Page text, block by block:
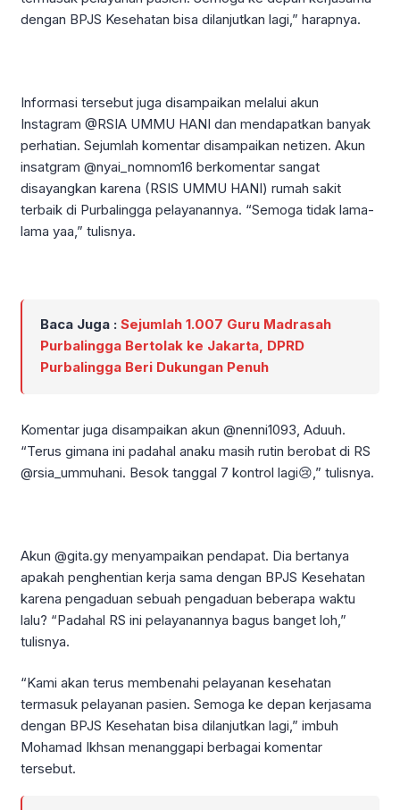
dengan BPJS Kesehatan bisa dilanjutkan lagi,” harapnya.
Informasi tersebut juga disampaikan melalui akun
Instagram @RSIA UMMU HANI dan mendapatkan banyak
perhatian. Sejumlah komentar disampaikan netizen. Akun
insatgram @nyai_nomnom16 berkomentar sangat
disayangkan karena (RSIS UMMU HANI) rumah sakit
terbaik di Purbalingga pelayanannya. “Semoga tidak lama-
lama yaa,” tulisnya.
Baca Juga : Sejumlah 1.007 Guru Madrasah
Purbalingga Bertolak ke Jakarta, DPRD
Purbalingga Beri Dukungan Penuh
Komentar juga disampaikan akun @nenni1093, Aduuh.
“Terus gimana ini padahal anaku masih rutin berobat di RS
@rsia_ummuhani. Besok tanggal 7 kontrol lagi😢,” tulisnya.
Akun @gita.gy menyampaikan pendapat. Dia bertanya
apakah penghentian kerja sama dengan BPJS Kesehatan
karena pengaduan sebuah pengaduan beberapa waktu
lalu? “Padahal RS ini pelayanannya bagus banget loh,”
tulisnya.
“Kami akan terus membenahi pelayanan kesehatan
termasuk pelayanan pasien. Semoga ke depan kerjasama
dengan BPJS Kesehatan bisa dilanjutkan lagi,” imbuh
Mohamad Ikhsan menanggapi berbagai komentar
tersebut.